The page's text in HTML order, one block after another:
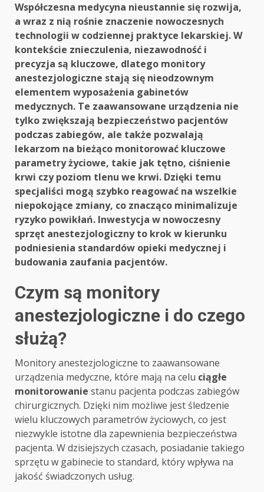
Współczesna medycyna nieustannie się rozwija,
a wraz z nią rośnie znaczenie nowoczesnych
technologii w codziennej praktyce lekarskiej. W
kontekście znieczulenia, niezawodność i
precyzja są kluczowe, dlatego monitory
anestezjologiczne stają się nieodzownym
elementem wyposażenia gabinetów
medycznych. Te zaawansowane urządzenia nie
tylko zwiększają bezpieczeństwo pacjentów
podczas zabiegów, ale także pozwalają
lekarzom na bieżąco monitorować kluczowe
parametry życiowe, takie jak tętno, ciśnienie
krwi czy poziom tlenu we krwi. Dzięki temu
specjaliści mogą szybko reagować na wszelkie
niepokojące zmiany, co znacząco minimalizuje
ryzyko powikłań. Inwestycja w nowoczesny
sprzęt anestezjologiczny to krok w kierunku
podniesienia standardów opieki medycznej i
budowania zaufania pacjentów.
Czym są monitory
anestezjologiczne i do czego
służą?
Monitory anestezjologiczne to zaawansowane
urządzenia medyczne, które mają na celu ciągłe
monitorowanie stanu pacjenta podczas zabiegów
chirurgicznych. Dzięki nim możliwe jest śledzenie
wielu kluczowych parametrów życiowych, co jest
niezwykle istotne dla zapewnienia bezpieczeństwa
pacjenta. W dzisiejszych czasach, posiadanie takiego
sprzętu w gabinecie to standard, który wpływa na
jakość świadczonych usług.